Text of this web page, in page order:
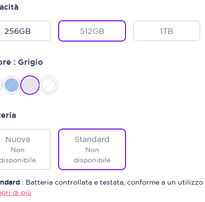
256GB 512GB 1TB
: Grigio
Nuova
Non
Standard
Non
disponibile
: Batteria controllata e testata, conforme a un utilizzo
di più